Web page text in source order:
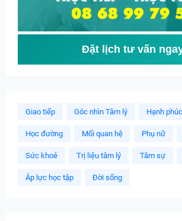
Đặt lịch tư vấn
Giao tiếp Góc nhìn Tâm lý Hạnh phúc
Học đường Mối quan hệ Phụ nữ
Sức khoẻ Trị liệu tâm lý Tâm sự
Áp lực học tập Đời sống